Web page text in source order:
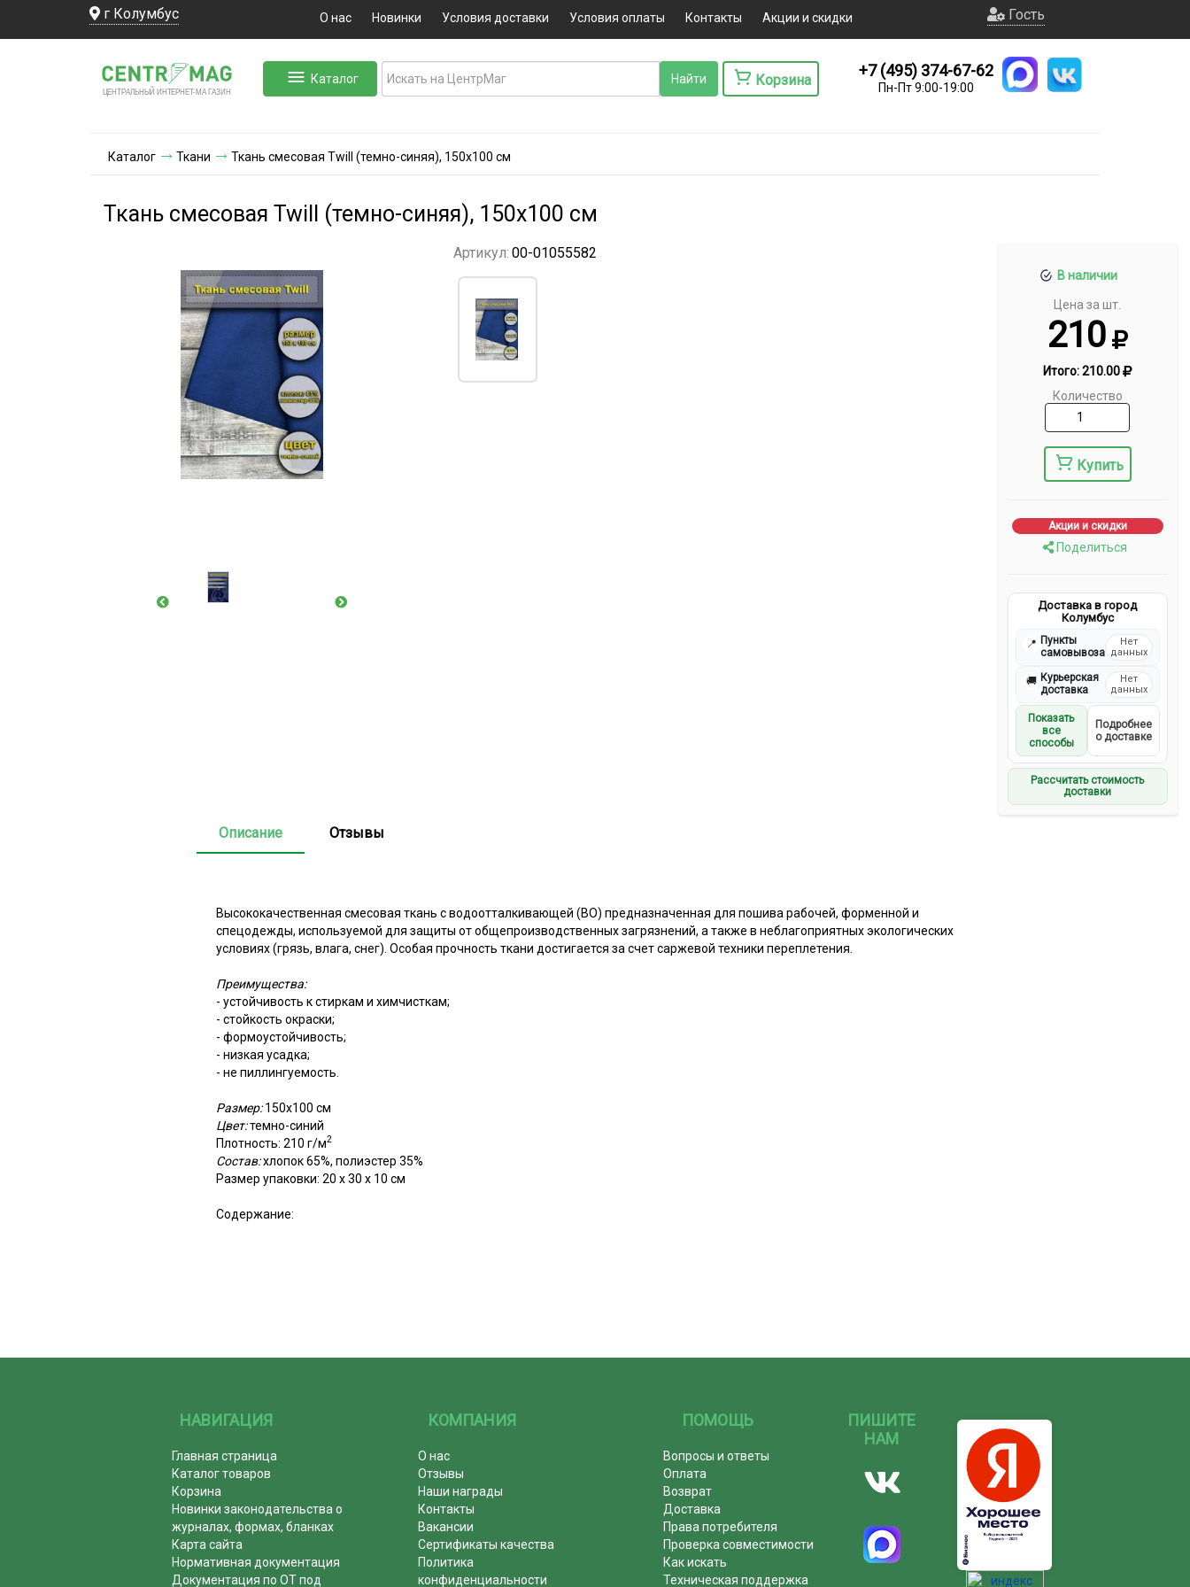
г Колумбус О нас Новинки Условия доставки Условия оплаты Контакты Акции и скидки Гость
ЦЕНТРАЛЬНЫЙ ИНТЕРНЕТ-МА ГАЗИН
Каталог Корзина
+7 (495) 374-67-62
Пн-Пт 9:00-19:00
Каталог Ткани Ткань смесовая Twill (темно-синяя), 150х100 см
Ткань смесовая Twill (темно-синяя), 150х100 см
В наличии
Цена за шт.
210
Итого:210.00
Количество
Купить
Акции и скидки
Поделиться
Доставка в город
Колумбус
📍 Пункты
самовывоза
Нет
данных
🚚 Курьерская
доставка
Нет
данных
Показать
все
способы
Подробнее
о доставке
Рассчитать стоимость
доставки
Артикул: 00-01055582
Описание Отзывы
Высококачественная смесовая ткань с водоотталкивающей (ВО) предназначенная для пошива рабочей, форменной и
спецодежды, используемой для защиты от общепроизводственных загрязнений, а также в неблагоприятных экологических
условиях (грязь, влага, снег). Особая прочность ткани достигается за счет саржевой техники переплетения.
Преимущества:
- устойчивость к стиркам и химчисткам;
- стойкость окраски;
- формоустойчивость;
- низкая усадка;
- не пиллингуемость.
Размер:150х100 см
Цвет:темно-синий
Плотность: 210 г/м2
Состав:хлопок 65%, полиэстер 35%
Размер упаковки: 20 х 30 х 10 см
Содержание:
НАВИГАЦИЯ
Главная страница
Каталог товаров
Корзина
Новинки законодательства о
журналах, формах, бланках
Карта сайта
Нормативная документация
Документация по ОТ под
КОМПАНИЯ
О нас
Отзывы
Наши награды
Контакты
Вакансии
Сертификаты качества
Политика
конфиденциальности
ПОМОЩЬ
Вопросы и ответы
Оплата
Возврат
Доставка
Права потребителя
Проверка совместимости
Как искать
Техническая поддержка
ПИШИТЕ
НАМ